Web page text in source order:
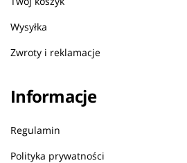
Wysyłka
Zwroty i reklamacje
Informacje
Regulamin
Polityka prywatności